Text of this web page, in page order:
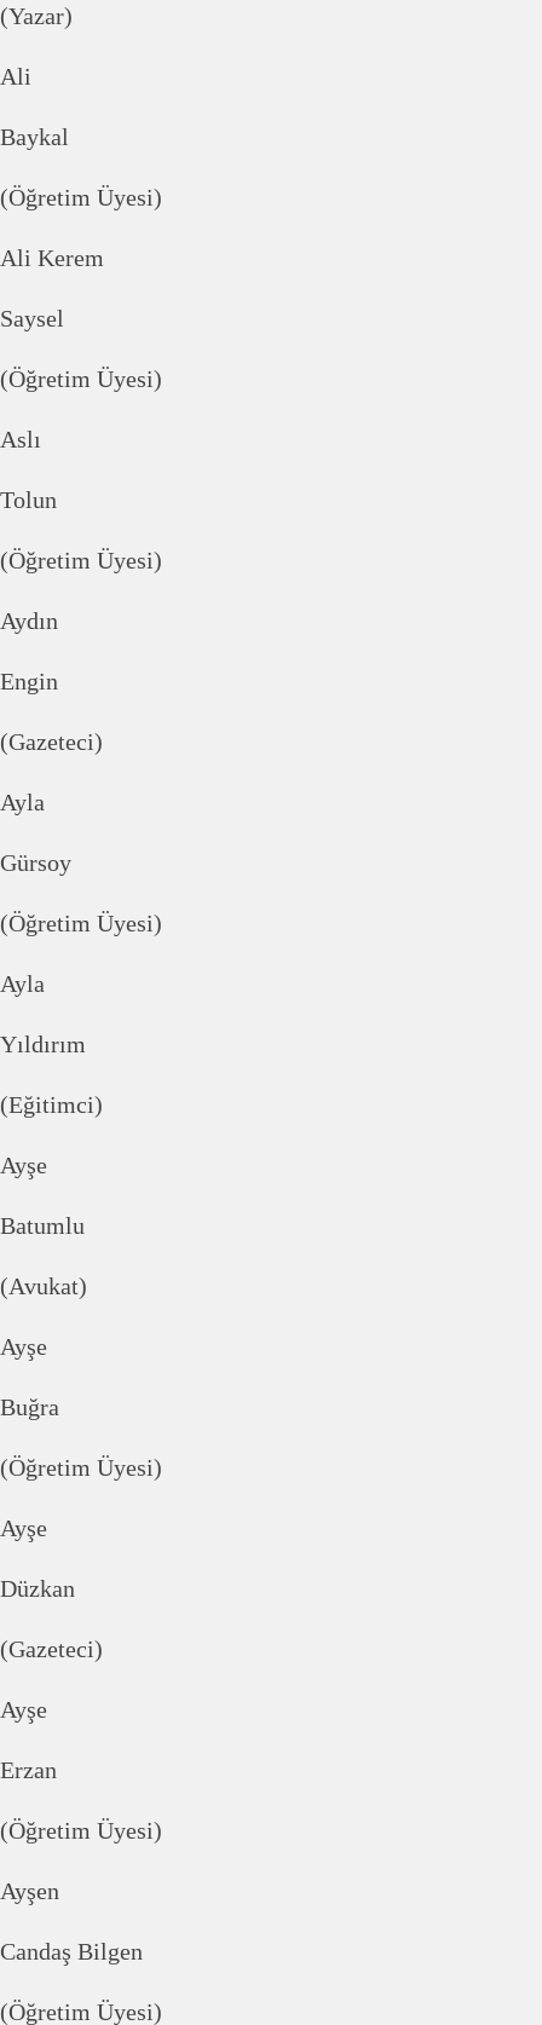
(Yazar)
Ali
Baykal
(Öğretim Üyesi)
Ali Kerem
Saysel
(Öğretim Üyesi)
Aslı
Tolun
(Öğretim Üyesi)
Aydın
Engin
(Gazeteci)
Ayla
Gürsoy
(Öğretim Üyesi)
Ayla
Yıldırım
(Eğitimci)
Ayşe
Batumlu
(Avukat)
Ayşe
Buğra
(Öğretim Üyesi)
Ayşe
Düzkan
(Gazeteci)
Ayşe
Erzan
(Öğretim Üyesi)
Ayşen
Candaş Bilgen
(Öğretim Üyesi)